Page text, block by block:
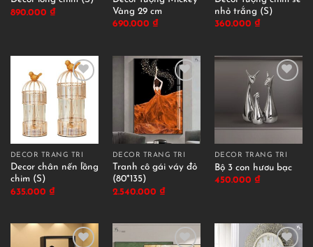
890.000 ₫
Vàng 29 cm
690.000 ₫
nhỏ trắng (S)
360.000 ₫
DECOR TRANG TRÍ
Decor chân nến lồng
chim (S)
635.000 ₫
DECOR TRANG TRÍ
Tranh cô gái váy đỏ
(80*135)
2.540.000 ₫
DECOR TRANG TRÍ
Bộ 3 con hươu bạc
450.000 ₫